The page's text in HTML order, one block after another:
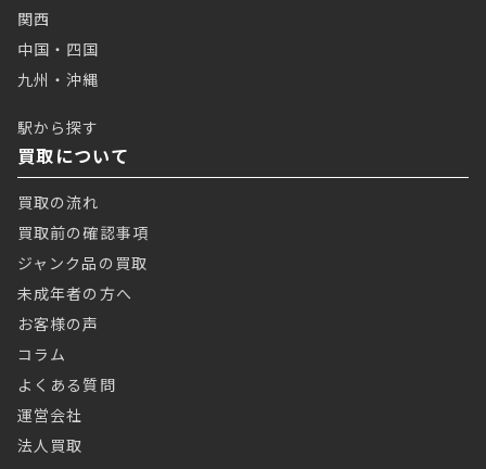
関西
中国・四国
九州・沖縄
駅から探す
買取について
買取の流れ
買取前の確認事項
ジャンク品の買取
未成年者の方へ
お客様の声
コラム
よくある質問
運営会社
法人買取